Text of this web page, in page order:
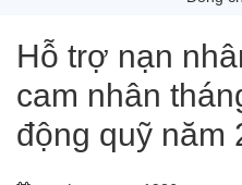
Hỗ trợ nạn
cam nhân
động quỹ năm